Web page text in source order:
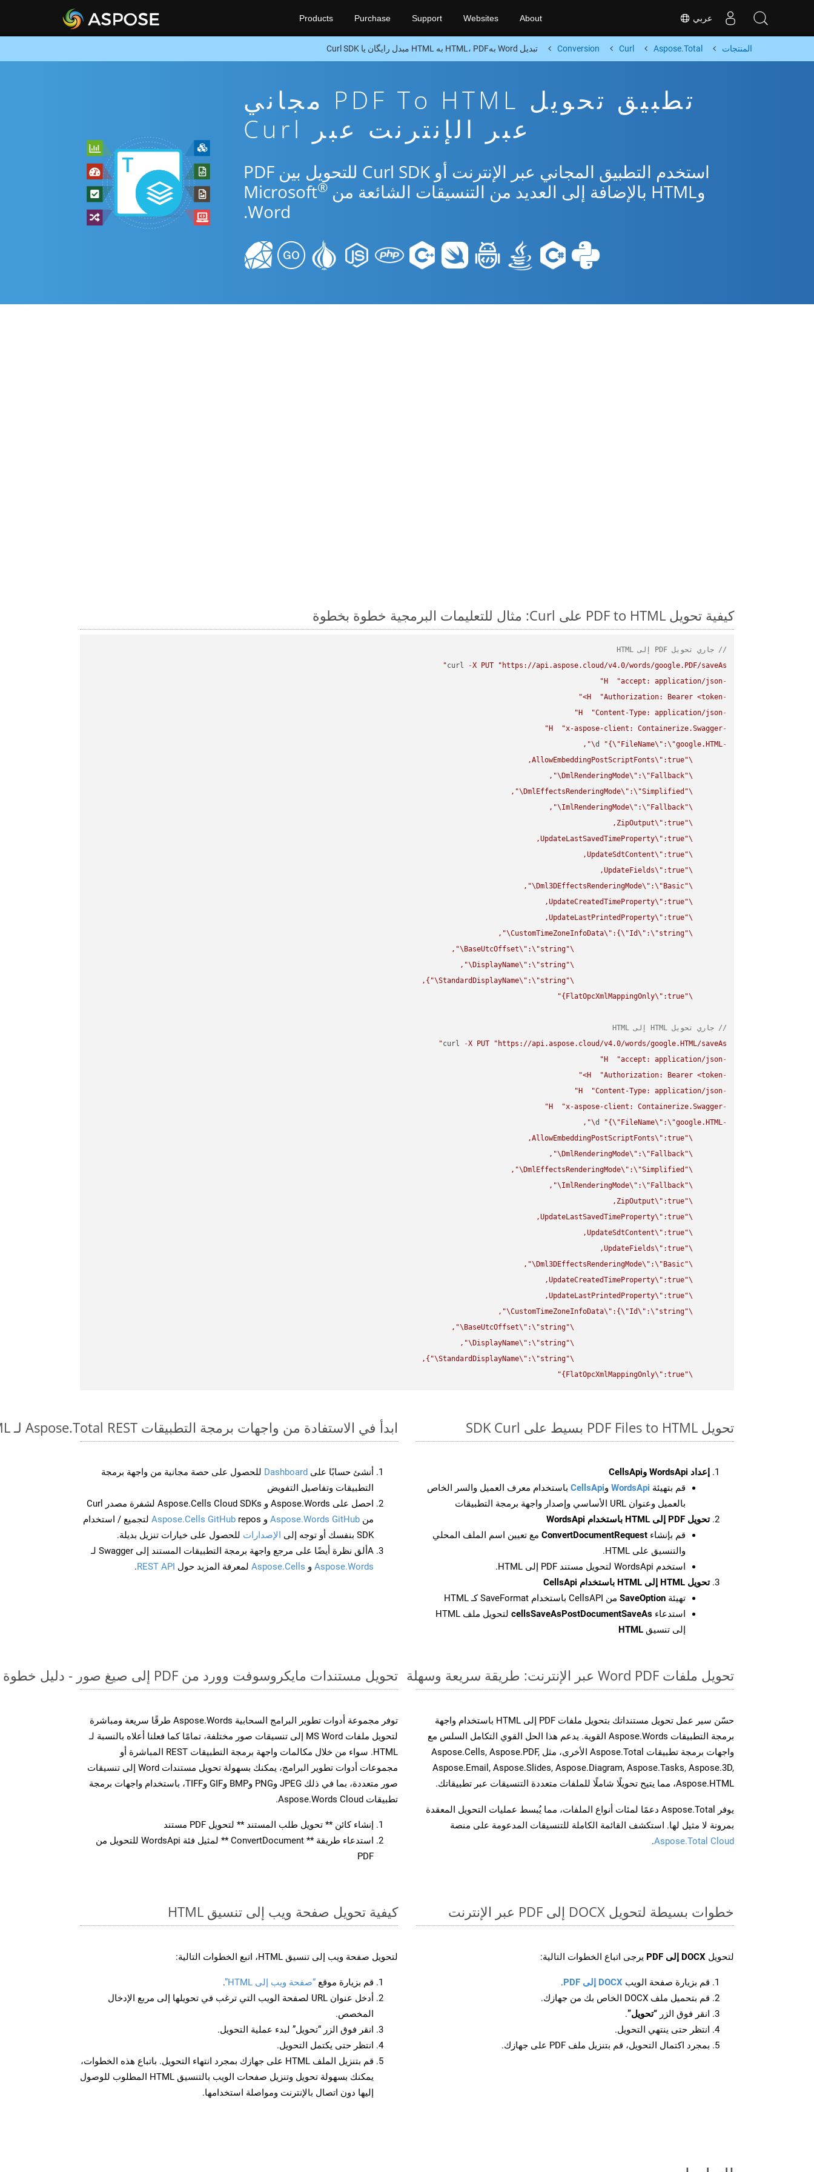
عربي Products Purchase Support Websites About
المنتجات Aspose.Total
Curl
Conversion تبدیل Word بهHTML، PDF به HTML مبدل رایگان یا Curl SDK
تطبيق تحويل PDF To HTML مجاني
عبر الإنترنت عبر Curl
استخدم التطبيق المجاني عبر الإنترنت أو Curl SDK للتحويل بين PDF
وHTML بالإضافة إلى العديد من التنسيقات الشائعة من Microsoft
®
Word.
كيفية تحويل PDF to HTML على Curl: مثال للتعليمات البرمجية خطوة بخطوة
// جاري تحويل PDF إلى HTML
curl
-X PUT
"https://api.aspose.cloud/v4.0/words/google.PDF/saveAs"
-
H
"accept: application/json"
-
H
"Authorization: Bearer <token>"
-
H
"Content-Type: application/json"
-
H
"x-aspose-client: Containerize.Swagger"
-
d "{\" FileName\" :\"google.HTML
\"
\"
AllowEmbeddingPostScriptFonts\"
\"
DmlRenderingMode\" :\" Fallback
\"
\"
DmlEffectsRenderingMode\" :\"Simplified
\"
\"
ImlRenderingMode\" :\" Fallback
\"
\"
ZipOutput\"
\"
UpdateLastSavedTimeProperty\"
\"
UpdateSdtContent\"
\"
UpdateFields\"
\"
Dml3DEffectsRenderingMode\" :\" Basic
\"
\"
UpdateCreatedTimeProperty\"
\"
UpdateLastPrintedProperty\"
\"
CustomTimeZoneInfoData\" :{\"Id\" :\"string
\"
\"
BaseUtcOffset\" :\"string
\"
\"
DisplayName\" :\"string
\"
\"
StandardDisplayName\" :\"string
\"
\"
FlatOpcXmlMappingOnly\" :true}"
// جاري تحويل HTML إلى HTML
curl
-X PUT
"https://api.aspose.cloud/v4.0/words/google.HTML/saveAs"
-
H
"accept: application/json"
-
H
"Authorization: Bearer <token>"
-
H
"Content-Type: application/json"
-
H
"x-aspose-client: Containerize.Swagger"
-
d "{\" FileName\" :\"google.HTML
\"
\"
AllowEmbeddingPostScriptFonts\"
\"
DmlRenderingMode\" :\" Fallback
\"
\"
DmlEffectsRenderingMode\" :\"Simplified
\"
\"
ImlRenderingMode\" :\" Fallback
\"
\"
ZipOutput\"
\"
UpdateLastSavedTimeProperty\"
\"
UpdateSdtContent\"
\"
UpdateFields\"
\"
Dml3DEffectsRenderingMode\" :\" Basic
\"
\"
UpdateCreatedTimeProperty\"
\"
UpdateLastPrintedProperty\"
\"
CustomTimeZoneInfoData\" :{\"Id\" :\"string
\"
\"
BaseUtcOffset\" :\"string
\"
\"
DisplayName\" :\"string
\"
\"
StandardDisplayName\" :\"string
\"
\"
FlatOpcXmlMappingOnly\" :true}"
تحويل PDF Files to HTML بسيط على SDK Curl
إعداد WordsApi وCellsApi
قم بتهيئة WordsApi وCellsApi باستخدام معرف العميل والسر الخاص
بالعميل وعنوان URL الأساسي وإصدار واجهة برمجة التطبيقات
تحويل PDF إلى HTML باستخدام WordsApi
قم بإنشاء ConvertDocumentRequest مع تعيين اسم الملف المحلي
والتنسيق على HTML.
استخدم WordsApi لتحويل مستند PDF إلى HTML.
تحويل HTML إلى HTML باستخدام CellsApi
تهيئة SaveOption من CellsAPI باستخدام SaveFormat كـ HTML
استدعاء cellsSaveAsPostDocumentSaveAs
لتحويل ملف HTML
إلى تنسيق HTML
ابدأ في الاستفادة من واجهات برمجة التطبيقات Aspose.Total REST لـ PDF to HTML
أنشئ حسابًا على Dashboard للحصول على حصة مجانية من واجهة برمجة
التطبيقات وتفاصيل التفويض
احصل على Aspose.Words و Aspose.Cells Cloud SDKs لشفرة مصدر Curl
من Aspose.Words GitHub و Aspose.Cells GitHub repos لتجميع / استخدام
SDK بنفسك أو توجه إلى
الإصدارات للحصول على خيارات تنزيل بديلة.
Aألق نظرة أيضًا على مرجع واجهة برمجة التطبيقات المستند إلى Swagger لـ
Aspose.Words و Aspose.Cells لمعرفة المزيد حول REST API
.
تحويل ملفات Word PDF عبر الإنترنت: طريقة سريعة وسهلة
حسّن سير عمل تحويل مستنداتك بتحويل ملفات PDF إلى HTML باستخدام واجهة
برمجة التطبيقات Aspose.Words القوية. يدعم هذا الحل القوي التكامل السلس مع
واجهات برمجة تطبيقات Aspose.Total الأخرى، مثل Aspose.Cells, Aspose.PDF,
Aspose.Email, Aspose.Slides, Aspose.Diagram, Aspose.Tasks, Aspose.3D,
Aspose.HTML، مما يتيح تحويلًا شاملًا للملفات متعددة التنسيقات عبر تطبيقاتك.
يوفر Aspose.Total دعمًا لمئات أنواع الملفات، مما يُبسط عمليات التحويل المعقدة
بمرونة لا مثيل لها. استكشف القائمة الكاملة للتنسيقات المدعومة على منصة
Aspose.Total Cloud
.
تحويل مستندات مايكروسوفت وورد من PDF إلى صيغ صور - دليل خطوة بخطوة
توفر مجموعة أدوات تطوير البرامج السحابية Aspose.Words طرقًا سريعة ومباشرة
لتحويل ملفات MS Word إلى تنسيقات صور مختلفة، تمامًا كما فعلنا أعلاه بالنسبة لـ
HTML. سواء من خلال مكالمات واجهة برمجة التطبيقات REST المباشرة أو
مجموعات أدوات تطوير البرامج، يمكنك بسهولة تحويل مستندات Word إلى تنسيقات
صور متعددة، بما في ذلك JPEG وPNG وBMP وGIF وTIFF، باستخدام واجهات برمجة
تطبيقات Aspose.Words Cloud.
إنشاء كائن ** تحويل طلب المستند ** لتحويل PDF مستند
استدعاء طريقة ** ConvertDocument ** لمثيل فئة WordsApi للتحويل من
PDF
خطوات بسيطة لتحويل DOCX إلى PDF عبر الإنترنت
لتحويل DOCX إلى PDF يرجى اتباع الخطوات التالية:
قم بزيارة صفحة الويب DOCX إلى PDF
.
قم بتحميل ملف DOCX الخاص بك من جهازك.
انقر فوق الزر “تحويل”.
انتظر حتى ينتهي التحويل.
بمجرد اكتمال التحويل، قم بتنزيل ملف PDF على جهازك.
كيفية تحويل صفحة ويب إلى تنسيق HTML
لتحويل صفحة ويب إلى تنسيق HTML، اتبع الخطوات التالية:
قم بزيارة موقع “صفحة ويب إلى HTML”
.
أدخل عنوان URL لصفحة الويب التي ترغب في تحويلها إلى مربع الإدخال
المخصص.
انقر فوق الزر “تحويل” لبدء عملية التحويل.
انتظر حتى يكتمل التحويل.
قم بتنزيل الملف HTML على جهازك بمجرد انتهاء التحويل. باتباع هذه الخطوات،
يمكنك بسهولة تحويل وتنزيل صفحات الويب بالتنسيق HTML المطلوب للوصول
إليها دون اتصال بالإنترنت ومواصلة استخدامها.